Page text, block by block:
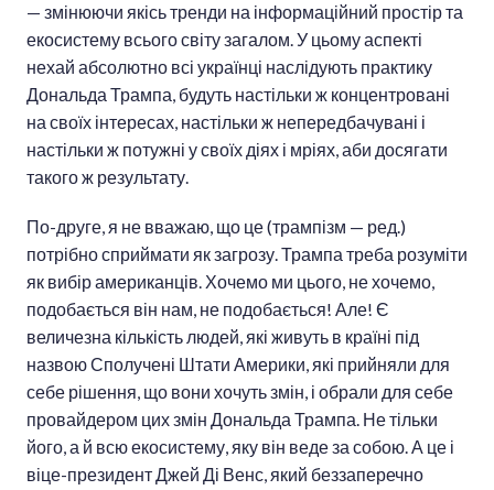
— змінюючи якісь тренди на інформаційний простір та
екосистему всього світу загалом. У цьому аспекті
нехай абсолютно всі українці наслідують практику
Дональда Трампа, будуть настільки ж концентровані
на своїх інтересах, настільки ж непередбачувані і
настільки ж потужні у своїх діях і мріях, аби досягати
такого ж результату.
По-друге, я не вважаю, що це (трампізм — ред.)
потрібно сприймати як загрозу. Трампа треба розуміти
як вибір американців. Хочемо ми цього, не хочемо,
подобається він нам, не подобається! Але! Є
величезна кількість людей, які живуть в країні під
назвою Сполучені Штати Америки, які прийняли для
себе рішення, що вони хочуть змін, і обрали для себе
провайдером цих змін Дональда Трампа. Не тільки
його, а й всю екосистему, яку він веде за собою. А це і
віце-президент Джей Ді Венс, який беззаперечно